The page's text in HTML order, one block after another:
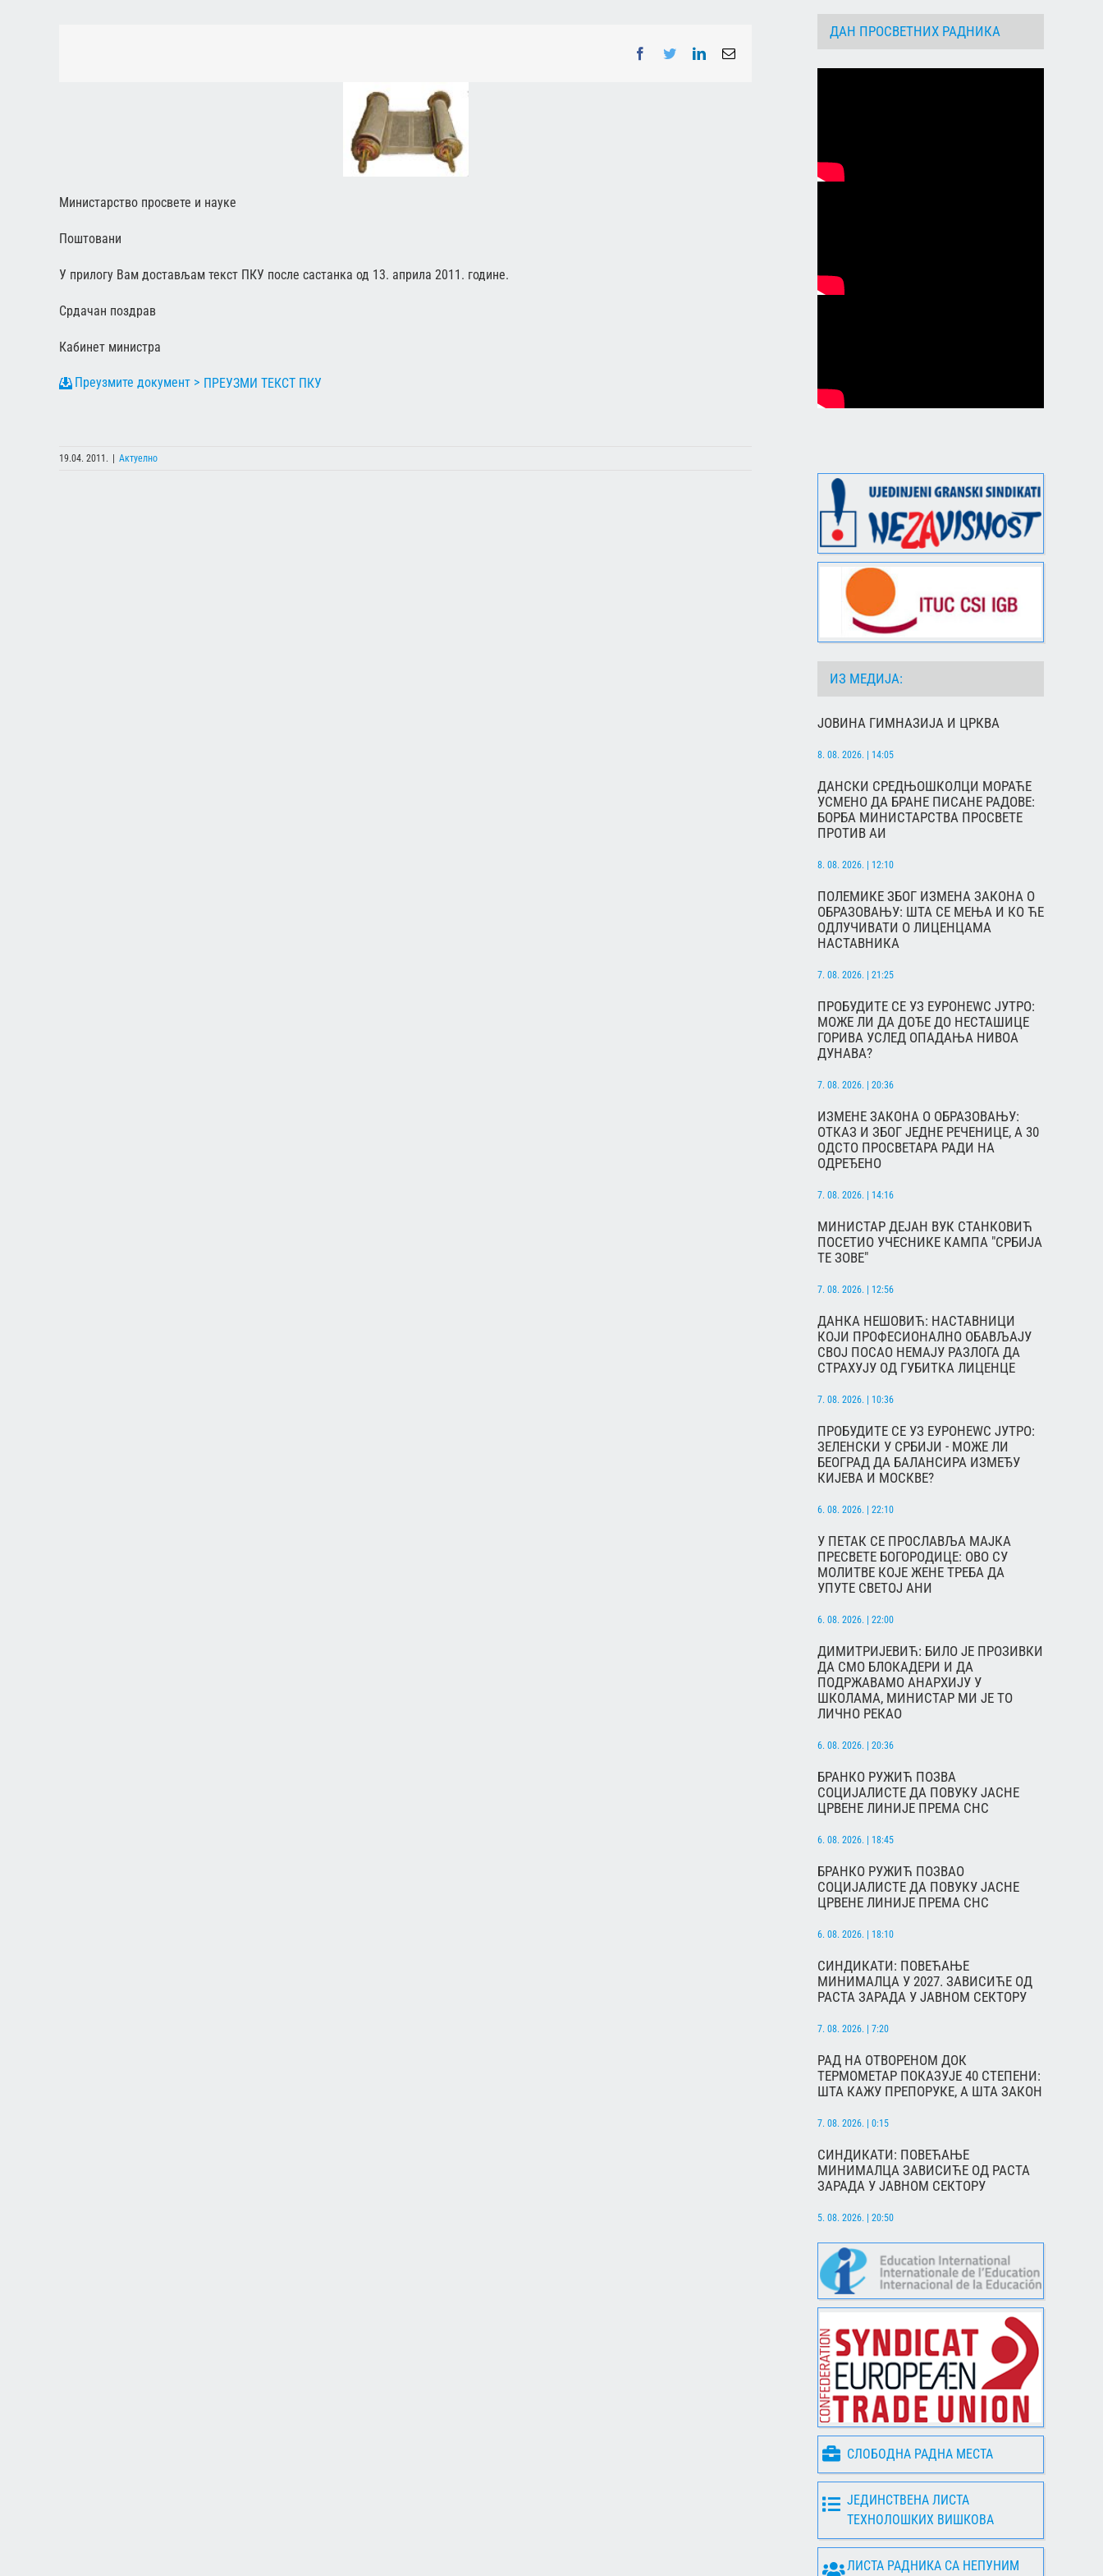
Facebook
TwitterLinkedInEmail
Министарство просвете и науке
Поштовани
У прилогу Вам достављам текст ПКУ после састанка од 13. априла 2011. године.
Срдачан поздрав
Кабинет министра
ПРЕУЗМИ ТЕКСТ ПКУ
19.04. 2011. Актуелно
ДАН ПРОСВЕТНИХ РАДНИКА
ИЗ МЕДИЈА:
ЈОВИНА ГИМНАЗИЈА И ЦРКВА
8. 08. 2026. | 14:05
ДАНСКИ СРЕДЊОШКОЛЦИ МОРАЋЕ
УСМЕНО ДА БРАНЕ ПИСАНЕ РАДОВЕ:
БОРБА МИНИСТАРСТВА ПРОСВЕТЕ
ПРОТИВ АИ
8. 08. 2026. | 12:10
ПОЛЕМИКЕ ЗБОГ ИЗМЕНА ЗАКОНА О
ОБРАЗОВАЊУ: ШТА СЕ МЕЊА И КО ЋЕ
ОДЛУЧИВАТИ О ЛИЦЕНЦАМА
НАСТАВНИКА
7. 08. 2026. | 21:25
ПРОБУДИТЕ СЕ УЗ ЕУРОНЕWС ЈУТРО:
МОЖЕ ЛИ ДА ДОЂЕ ДО НЕСТАШИЦЕ
ГОРИВА УСЛЕД ОПАДАЊА НИВОА
ДУНАВА?
7. 08. 2026. | 20:36
ИЗМЕНЕ ЗАКОНА О ОБРАЗОВАЊУ:
ОТКАЗ И ЗБОГ ЈЕДНЕ РЕЧЕНИЦЕ, А 30
ОДСТО ПРОСВЕТАРА РАДИ НА
ОДРЕЂЕНО
7. 08. 2026. | 14:16
МИНИСТАР ДЕЈАН ВУК СТАНКОВИЋ
ПОСЕТИО УЧЕСНИКЕ КАМПА "СРБИЈА
ТЕ ЗОВЕ"
7. 08. 2026. | 12:56
ДАНКА НЕШОВИЋ: НАСТАВНИЦИ
КОЈИ ПРОФЕСИОНАЛНО ОБАВЉАЈУ
СВОЈ ПОСАО НЕМАЈУ РАЗЛОГА ДА
СТРАХУЈУ ОД ГУБИТКА ЛИЦЕНЦЕ
7. 08. 2026. | 10:36
ПРОБУДИТЕ СЕ УЗ ЕУРОНЕWС ЈУТРО:
ЗЕЛЕНСКИ У СРБИЈИ - МОЖЕ ЛИ
БЕОГРАД ДА БАЛАНСИРА ИЗМЕЂУ
КИЈЕВА И МОСКВЕ?
6. 08. 2026. | 22:10
У ПЕТАК СЕ ПРОСЛАВЉА МАЈКА
ПРЕСВЕТЕ БОГОРОДИЦЕ: ОВО СУ
МОЛИТВЕ КОЈЕ ЖЕНЕ ТРЕБА ДА
УПУТЕ СВЕТОЈ АНИ
6. 08. 2026. | 22:00
ДИМИТРИЈЕВИЋ: БИЛО ЈЕ ПРОЗИВКИ
ДА СМО БЛОКАДЕРИ И ДА
ПОДРЖАВАМО АНАРХИЈУ У
ШКОЛАМА, МИНИСТАР МИ ЈЕ ТО
ЛИЧНО РЕКАО
6. 08. 2026. | 20:36
БРАНКО РУЖИЋ ПОЗВА
СОЦИЈАЛИСТЕ ДА ПОВУКУ ЈАСНЕ
ЦРВЕНЕ ЛИНИЈЕ ПРЕМА СНС
6. 08. 2026. | 18:45
БРАНКО РУЖИЋ ПОЗВАО
СОЦИЈАЛИСТЕ ДА ПОВУКУ ЈАСНЕ
ЦРВЕНЕ ЛИНИЈЕ ПРЕМА СНС
6. 08. 2026. | 18:10
СИНДИКАТИ: ПОВЕЋАЊЕ
МИНИМАЛЦА У 2027. ЗАВИСИЋЕ ОД
РАСТА ЗАРАДА У ЈАВНОМ СЕКТОРУ
7. 08. 2026. | 7:20
РАД НА ОТВОРЕНОМ ДОК
ТЕРМОМЕТАР ПОКАЗУЈЕ 40 СТЕПЕНИ:
ШТА КАЖУ ПРЕПОРУКЕ, А ШТА ЗАКОН
7. 08. 2026. | 0:15
СИНДИКАТИ: ПОВЕЋАЊЕ
МИНИМАЛЦА ЗАВИСИЋЕ ОД РАСТА
ЗАРАДА У ЈАВНОМ СЕКТОРУ
5. 08. 2026. | 20:50
СЛОБОДНА РАДНА МЕСТА
ЈЕДИНСТВЕНА ЛИСТА
ТЕХНОЛОШКИХ ВИШКОВА
ЛИСТА РАДНИКА СА НЕПУНИМ